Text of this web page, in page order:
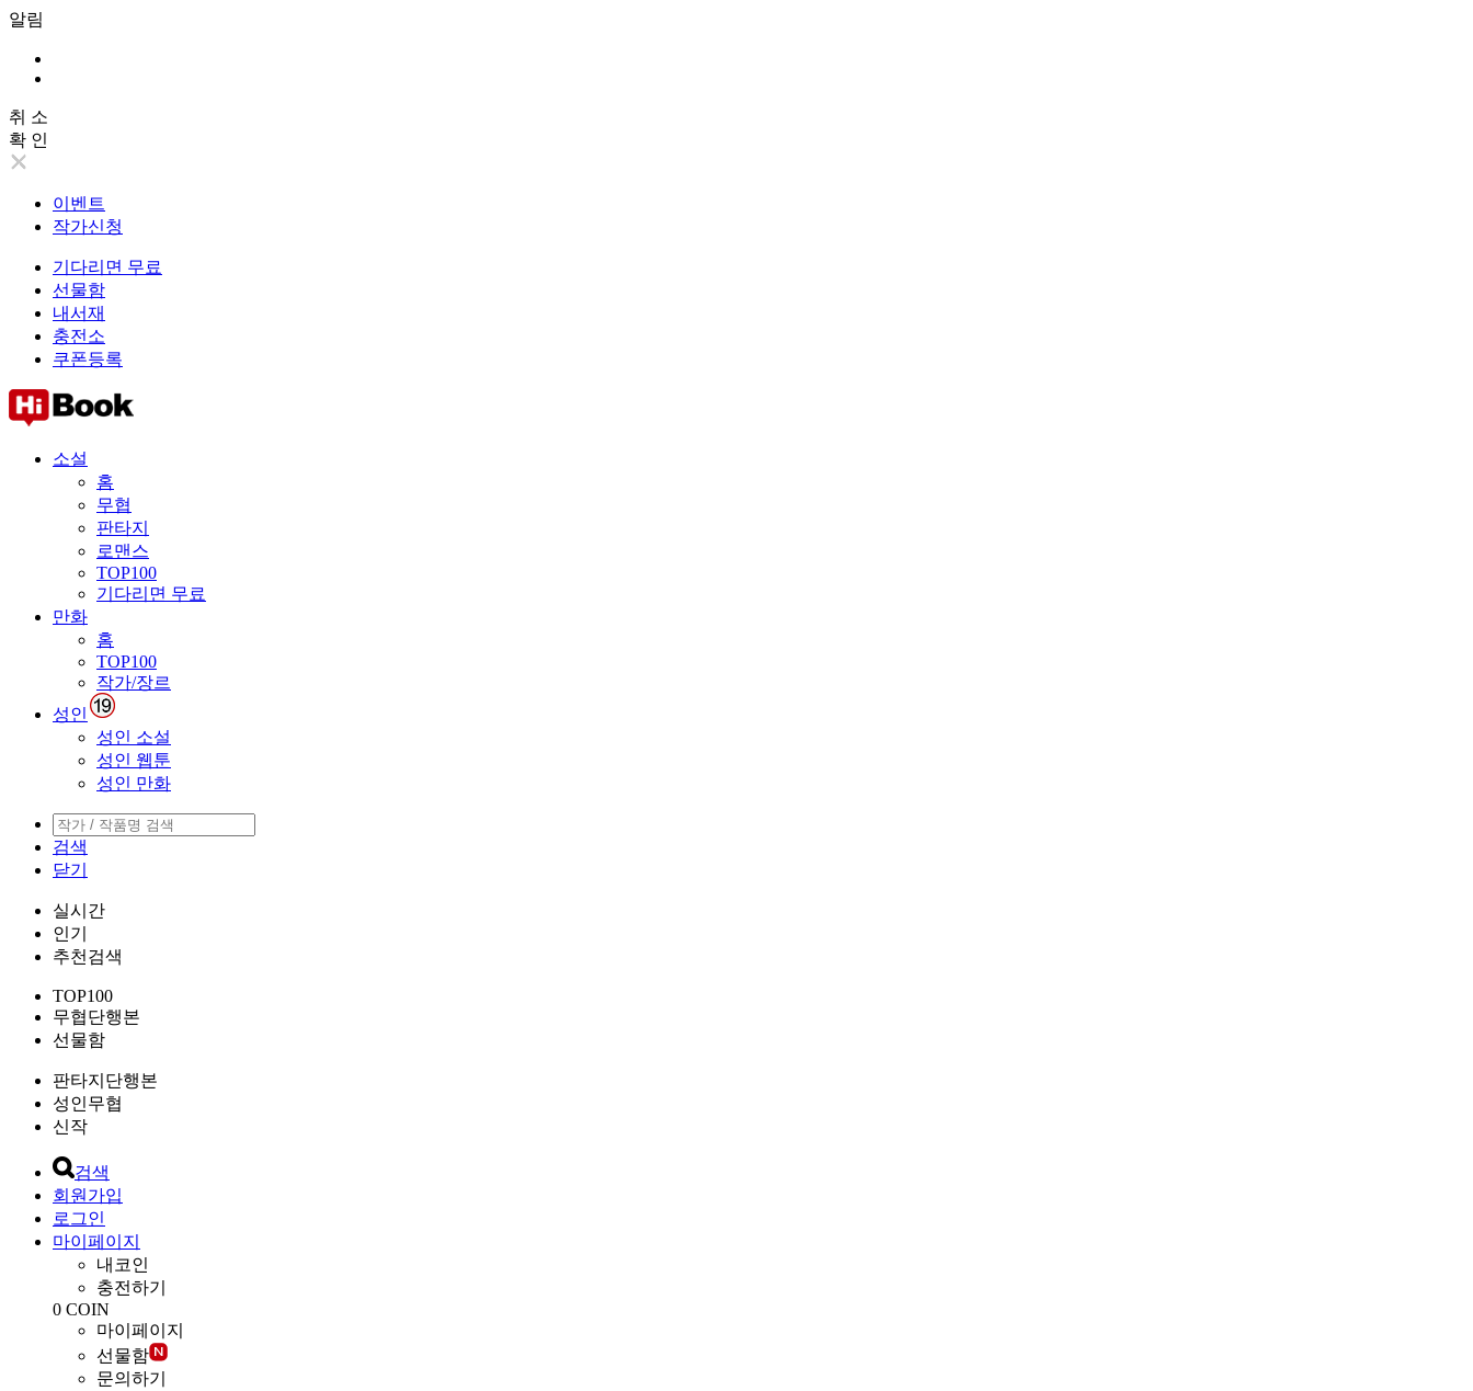
알림
취 소
확 인
이벤트
작가신청
기다리면 무료
선물함
내서재
충전소
쿠폰등록
소설
홈
무협
판타지
로맨스
TOP100
기다리면 무료
만화
홈
TOP100
작가/장르
성인
성인 소설
성인 웹툰
성인 만화
검색
닫기
실시간
인기
추천검색
TOP100
무협단행본
선물함
판타지단행본
성인무협
신작
검색
회원가입
로그인
마이페이지
내코인
충전하기
0 COIN
마이페이지
선물함
문의하기